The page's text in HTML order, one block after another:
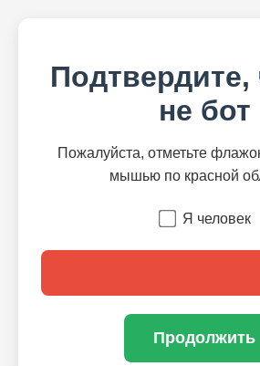
не бот
Пожалуйста, отметьте
мышью по красной
Я человек
Продолжить